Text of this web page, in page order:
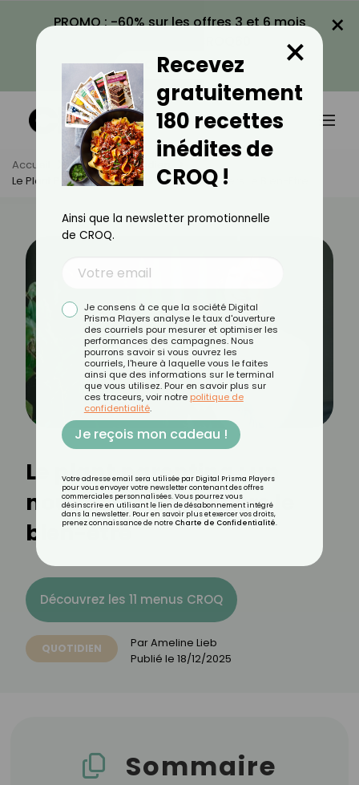
PROMO : -60% sur les offres 3 et 6 mois
VOIR LA PROMO
×
Accueil Actus
Quotidien
Le Plant Parenting : Un Nouveau Chemin Vers Le Bien-Être
Le plant parenting : un
nouveau chemin vers le
bien-être
Découvrez les 11 menus CROQ
QUOTIDIEN ParAmeline Lieb
Publié le 18/12/2025
Sommaire
Recevez
gratuitement
180 recettes
inédites de
CROQ !
×
Ainsi que la newsletter promotionnelle
de CROQ.
Je consens à ce que la société Digital
Prisma Players analyse le taux d'ouverture
des courriels pour mesurer et optimiser les
performances des campagnes. Nous
pourrons savoir si vous ouvrez les
courriels, l'heure à laquelle vous le faites
ainsi que des informations sur le terminal
que vous utilisez. Pour en savoir plus sur
ces traceurs, voir notre politique de
confidentialité.
Je reçois mon cadeau !
Votre adresse email sera utilisée par Digital Prisma Players
pour vous envoyer votre newsletter contenant des offres
commerciales personnalisées. Vous pourrez vous
désinscrire en utilisant le lien de désabonnement intégré
dans la newsletter. Pour en savoir plus et exercer vos droits,
prenez connaissance de notre Charte de Confidentialité.